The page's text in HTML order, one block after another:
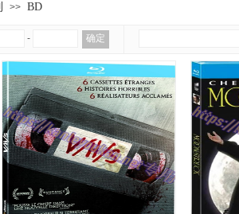
>> BD
- 确定